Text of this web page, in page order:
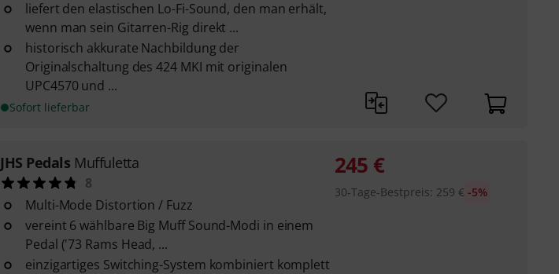
liefert den elastischen Lo-Fi-Sound, den man erhält,
wenn man sein Gitarren-Rig direkt ...
historisch akkurate Nachbildung der
Originalschaltung des 424 MKI mit originalen
UPC4570 und ...
Sofort lieferbar
JHS Pedals Muffuletta
8
Multi-Mode Distortion / Fuzz
vereint 6 wählbare Big Muff Sound-Modi in einem
Pedal ('73 Rams Head, ...
einzigartiges Switching-System kombiniert komplett
245 €
30-Tage-Bestpreis: 259 € -5%